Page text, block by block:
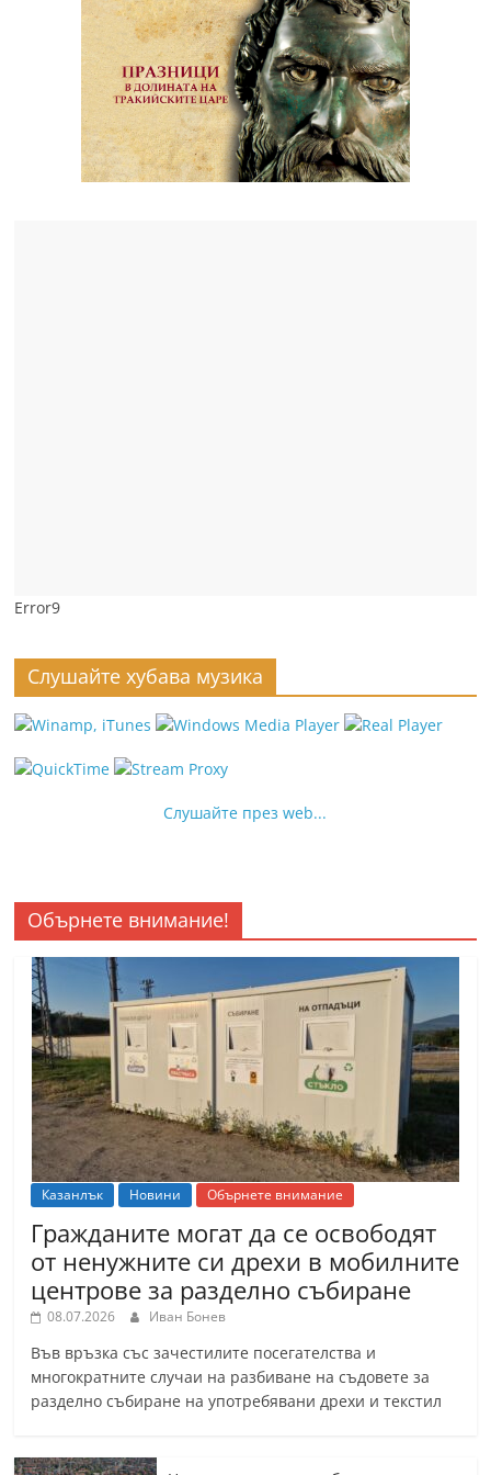
Error9
Слушайте хубава музика
Слушайте през web...
Обърнете внимание!
Казанлък Новини Обърнете внимание
Гражданите могат да се освободят
от ненужните си дрехи в мобилните
центрове за разделно събиране
08.07.2026 Иван Бонев
Във връзка със зачестилите посегателства и
многократните случаи на разбиване на съдовете за
разделно събиране на употребявани дрехи и текстил